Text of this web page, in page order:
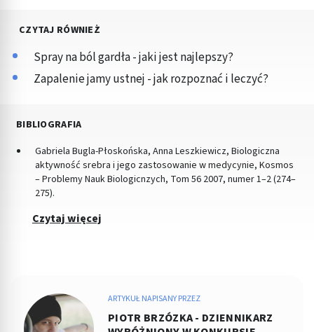
CZYTAJ RÓWNIEŻ
Spray na ból gardła - jaki jest najlepszy?
Zapalenie jamy ustnej - jak rozpoznać i leczyć?
BIBLIOGRAFIA
Gabriela Bugla-Płoskońska, Anna Leszkiewicz, Biologiczna
aktywność srebra i jego zastosowanie w medycynie, Kosmos
– Problemy Nauk Biologicnzych, Tom 56 2007, numer 1–2 (274–
275).
Czytaj więcej
ARTYKUŁ NAPISANY PRZEZ
PIOTR BRZÓZKA - DZIENNIKARZ